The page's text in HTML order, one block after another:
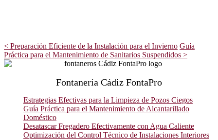
< Preparación Eficiente de la Instalación para el Invierno Guía
Práctica para el Mantenimiento de Sanitarios Suspendidos >
Fontanería Cádiz FontaPro
Estrategias Efectivas para la Limpieza de Pozos Ciegos
Guía Práctica para el Mantenimiento de Alcantarillado
Doméstico
Desatascar Fregadero Efectivamente con Agua Caliente
Optimización del Control Técnico de Instalaciones Interiores